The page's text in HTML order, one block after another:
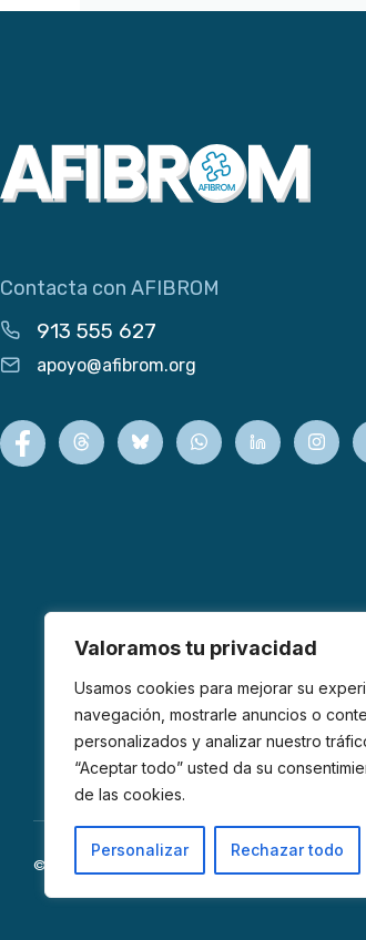
Valoramos tu privacidad
Usamos cookies para mejorar su
navegación, mostrarle anuncios o
personalizados y analizar nuestro
“Aceptar todo” usted da su
de las cookies.
Personalizar Rechazar todo
Contacta con AFIBROM
913 555 627
apoyo@afibrom.org
© 2026 AFIBROM. Todos los derechos